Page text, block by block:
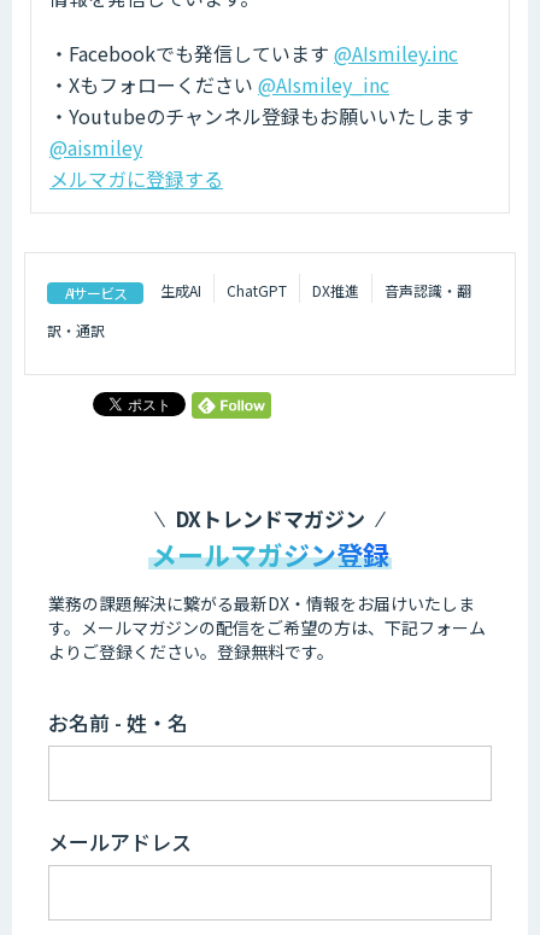
・Facebookでも発信しています @AIsmiley.inc
・Xもフォローください @AIsmiley_inc
・Youtubeのチャンネル登録もお願いいたします
@aismiley
メルマガに登録する
AIサービス 生成AI ChatGPT DX推進
音声認識・翻
訳・通訳
DXトレンドマガジン
メールマガジン登録
業務の課題解決に繋がる最新DX・情報をお届けいたしま
す。 メールマガジンの配信をご希望の方は、下記フォーム
よりご登録ください。登録無料です。
お名前 - 姓・名
メールアドレス